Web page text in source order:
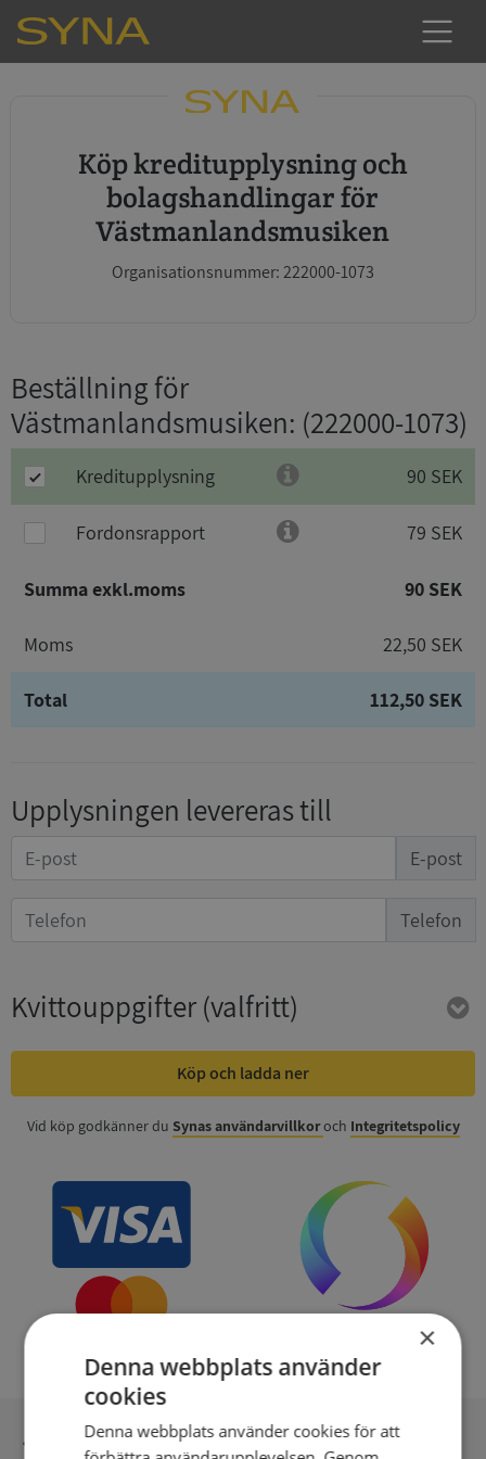
Köp kreditupplysning och
bolagshandlingar för
Västmanlandsmusiken
Organisationsnummer: 222000-1073
Beställning för
Västmanlandsmusiken: (222000-1073)
Kreditupplysning 90 SEK
Fordonsrapport 79 SEK
Summa exkl.moms 90 SEK
Moms 22,50 SEK
Total 112,50 SEK
Upplysningen levereras till
E-post
Telefon
Kvittouppgifter(valfritt)
Köp och ladda ner
Vid köp godkänner du Synas användarvillkoroch Integritetspolicy
Inga kopior till omfrågad
×
Denna webbplats använder
cookies
Denna webbplats använder cookies för att